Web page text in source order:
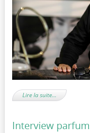
Lire la suite…
Interview